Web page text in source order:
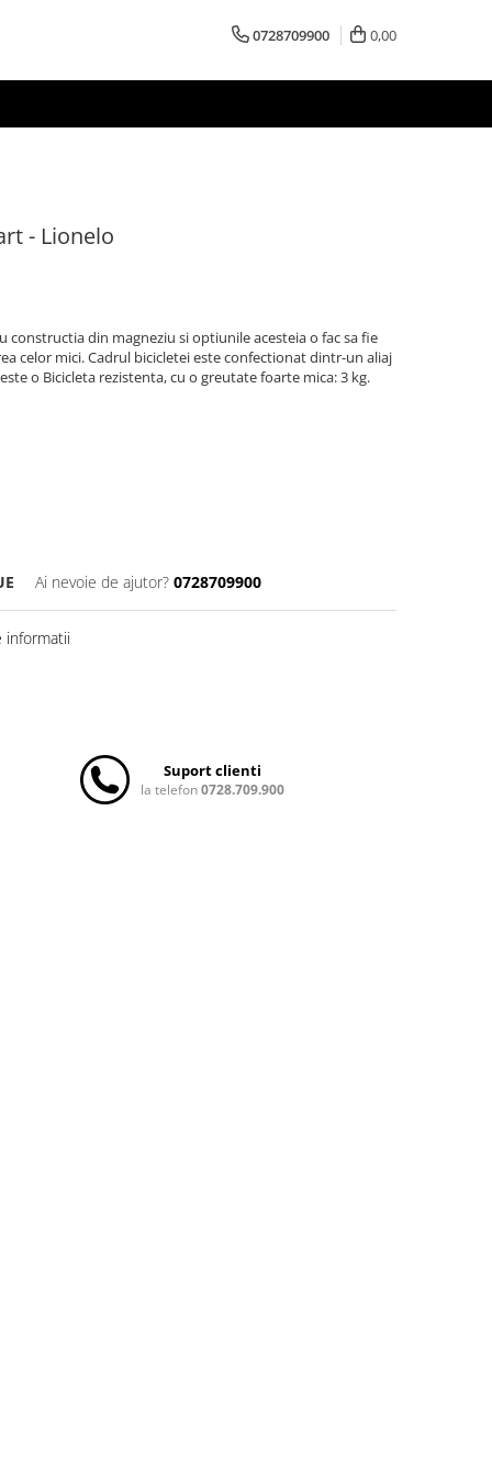
0728709900 0,00
- Lionelo
constructia din magneziu si optiunile acesteia o fac sa fie
celor mici. Cadrul bicicletei este confectionat dintr-un aliaj
o Bicicleta rezistenta, cu o greutate foarte mica: 3 kg.
Ai nevoie de ajutor? 0728709900
informatii
Suport clienti
la telefon0728.709.900